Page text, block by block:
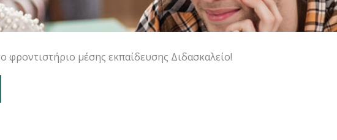
φροντιστήριο μέσης εκπαίδευσης Διδασκαλείο!